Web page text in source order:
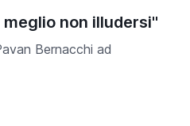
non illudersi"
Bernacchi ad